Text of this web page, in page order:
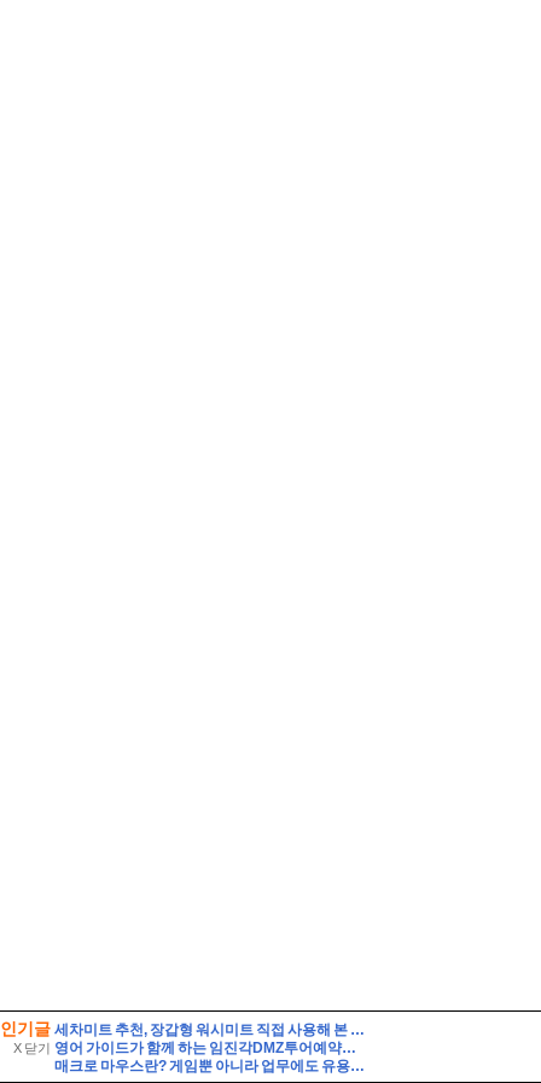
인기글
X 닫기
세차미트 추천, 장갑형 워시미트 직접 사용해 본 후기
영어 가이드가 함께 하는 임진각DMZ투어예약후기 외국인관광추천해요
매크로 마우스란? 게임뿐 아니라 업무에도 유용한 활용